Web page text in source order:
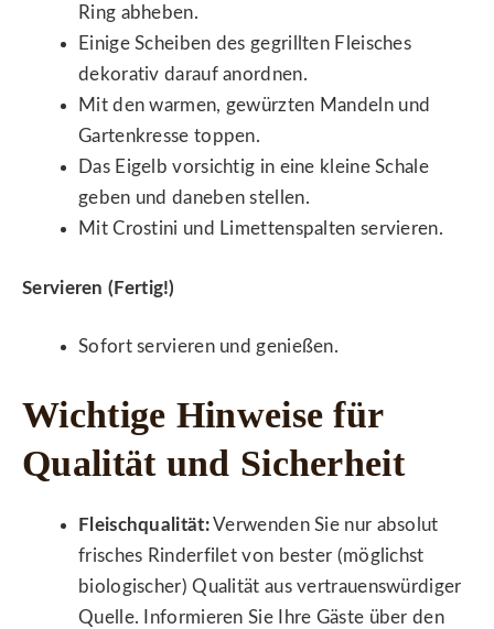
Ring abheben.
Einige Scheiben des gegrillten Fleisches
dekorativ darauf anordnen.
Mit den warmen, gewürzten Mandeln und
Gartenkresse toppen.
Das Eigelb vorsichtig in eine kleine Schale
geben und daneben stellen.
Mit Crostini und Limettenspalten servieren.
Servieren (Fertig!)
Sofort servieren und genießen.
Wichtige Hinweise für
Qualität und Sicherheit
Fleischqualität:Verwenden Sie nur absolut
frisches Rinderfilet von bester (möglichst
biologischer) Qualität aus vertrauenswürdiger
Quelle. Informieren Sie Ihre Gäste über den